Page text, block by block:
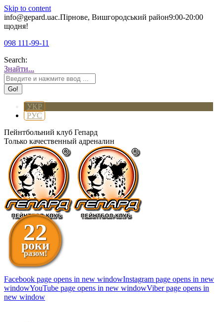
Skip to content
info@gepard.uaс.Пірнове, Вишгородський район9:00-20:00
щодня!
098 111-99-11
Search:
Знайти...
УКР
РУС
Пейнтбольний клуб Гепард
Только качественный адреналин
22
роки
разом!
Facebook page opens in new windowInstagram page opens in new
windowYouTube page opens in new windowViber page opens in
new window